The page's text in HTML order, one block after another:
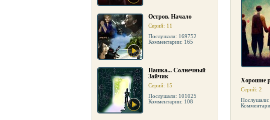
Остров. Начало
Серий: 11
Послушали: 169752
Комментарии: 165
Пашка... Солнечный
Зайчик
Серий: 15
Послушали: 101025
Комментарии: 108
Хорошие
Серий: 2